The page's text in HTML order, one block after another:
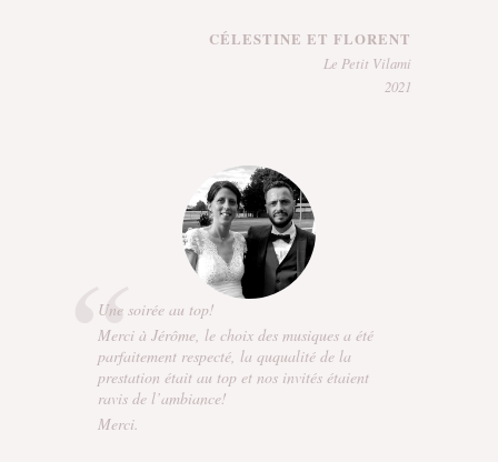
CÉLESTINE ET FLORENT
Le Petit Vilami
2021
Une soirée au top!
Merci à Jérôme, le choix des musiques a été
parfaitement respecté, la ququalité de la
prestation était au top et nos invités étaient
ravis de l’ambiance!
Merci.